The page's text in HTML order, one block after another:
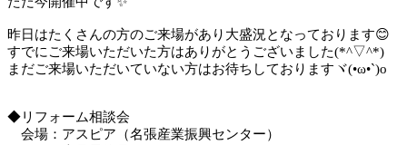
昨日はたくさんの方のご来場があり大盛況となっております😊
すでにご来場いただいた方はありがとうございました(*^▽^*)
まだご来場いただいていない方はお待ちしておりますヾ(•ω•`)o
◆リフォーム相談会
会場：アスピア（名張産業振興センター）